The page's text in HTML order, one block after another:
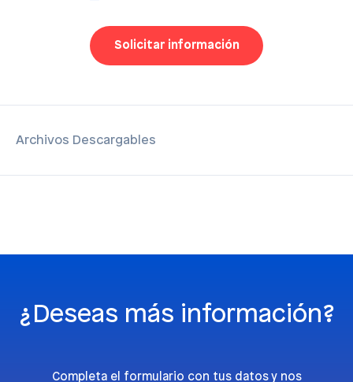
Solicitar información
Archivos Descargables
¿Deseas más información?
Completa el formulario con tus datos y nos